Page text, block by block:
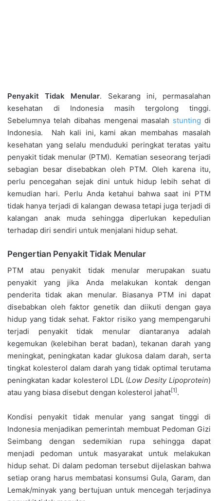
Penyakit Tidak Menular. Sekarang ini, permasalahan
kesehatan di Indonesia masih tergolong tinggi.
Sebelumnya telah dibahas mengenai masalah stunting di
Indonesia. Nah kali ini, kami akan membahas masalah
kesehatan yang selalu menduduki peringkat teratas yaitu
penyakit tidak menular (PTM). Kematian seseorang terjadi
sebagian besar disebabkan oleh PTM. Oleh karena itu,
perlu pencegahan sejak dini untuk hidup lebih sehat di
kemudian hari. Perlu Anda ketahui bahwa saat ini PTM
tidak hanya terjadi di kalangan dewasa tetapi juga terjadi di
kalangan anak muda sehingga diperlukan kepedulian
terhadap diri sendiri untuk menjalani hidup sehat.
Pengertian Penyakit Tidak Menular
PTM atau penyakit tidak menular merupakan suatu
penyakit yang jika Anda melakukan kontak dengan
penderita tidak akan menular. Biasanya PTM ini dapat
disebabkan oleh faktor genetik dan diikuti dengan gaya
hidup yang tidak sehat. Faktor risiko yang mempengaruhi
terjadi penyakit tidak menular diantaranya adalah
kegemukan (kelebihan berat badan), tekanan darah yang
meningkat, peningkatan kadar glukosa dalam darah, serta
tingkat kolesterol dalam darah yang tidak optimal terutama
peningkatan kadar kolesterol LDL (Low Desity Lipoprotein)
atau yang biasa disebut dengan kolesterol jahat[1].
Kondisi penyakit tidak menular yang sangat tinggi di
Indonesia menjadikan pemerintah membuat Pedoman Gizi
Seimbang dengan sedemikian rupa sehingga dapat
menjadi pedoman untuk masyarakat untuk melakukan
hidup sehat. Di dalam pedoman tersebut dijelaskan bahwa
setiap orang harus membatasi konsumsi Gula, Garam, dan
Lemak/minyak yang bertujuan untuk mencegah terjadinya